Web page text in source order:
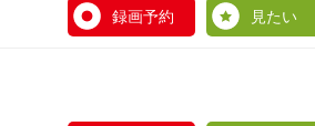
録画予約 見たい